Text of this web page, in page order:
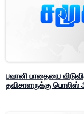
பவானி பாதையை
தவிசாளருக்கு பொலிஸ்